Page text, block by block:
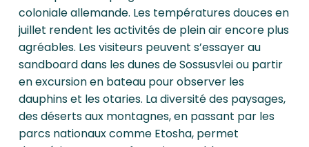
coloniale allemande. Les températures douces en
juillet rendent les activités de plein air encore plus
agréables. Les visiteurs peuvent s’essayer au
sandboard dans les dunes de Sossusvlei ou partir
en excursion en bateau pour observer les
dauphins et les otaries. La diversité des paysages,
des déserts aux montagnes, en passant par les
parcs nationaux comme Etosha, permet